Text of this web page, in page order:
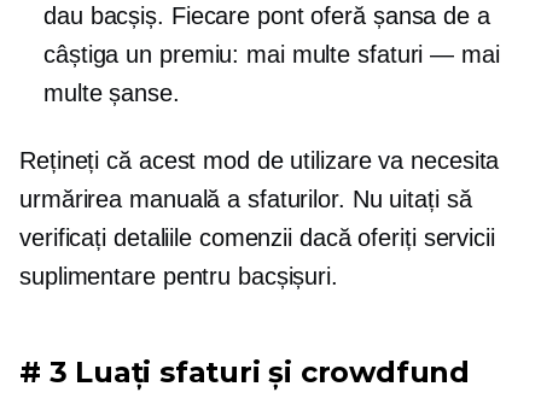
dau bacșiș. Fiecare pont oferă șansa de a
câștiga un premiu: mai multe sfaturi — mai
multe șanse.
Rețineți că acest mod de utilizare va necesita
urmărirea manuală a sfaturilor. Nu uitați să
verificați detaliile comenzii dacă oferiți servicii
suplimentare pentru bacșișuri.
# 3 Luați sfaturi și crowdfund